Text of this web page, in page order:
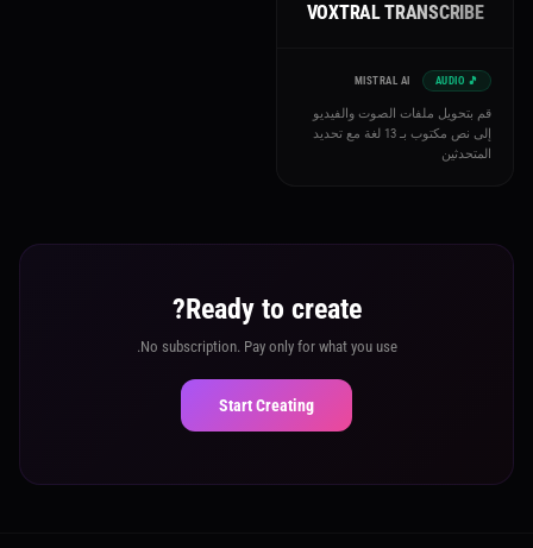
VOXTRAL TRANSCRIBE
🎵 AUDIO
MISTRAL AI
قم بتحويل ملفات الصوت والفيديو
إلى نص مكتوب بـ 13 لغة مع تحديد
المتحدثين
Ready to create?
No subscription. Pay only for what you use.
Start Creating